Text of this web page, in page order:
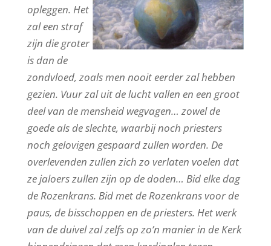
opleggen. Het
zal een straf
zijn die groter
is dan de
zondvloed, zoals men nooit eerder zal hebben
gezien. Vuur zal uit de lucht vallen en een groot
deel van de mensheid wegvagen… zowel de
goede als de slechte, waarbij noch priesters
noch gelovigen gespaard zullen worden. De
overlevenden zullen zich zo verlaten voelen dat
ze jaloers zullen zijn op de doden… Bid elke dag
de Rozenkrans. Bid met de Rozenkrans voor de
paus, de bisschoppen en de priesters. Het werk
van de duivel zal zelfs op zo’n manier in de Kerk